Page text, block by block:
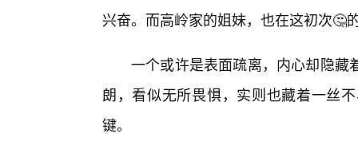
兴奋。而高岭家的姐妹，也在这初次🤔
一个或许是表面疏离，内心却隐藏
朗，看似无所畏惧，实则也藏着一丝
键。